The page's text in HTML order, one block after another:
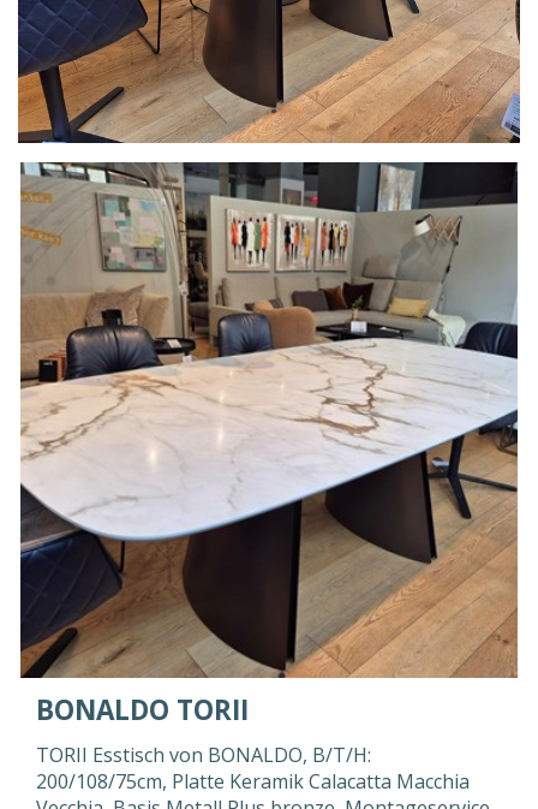
BONALDO TORII
TORII Esstisch von BONALDO, B/T/H:
200/108/75cm, Platte Keramik Calacatta Macchia